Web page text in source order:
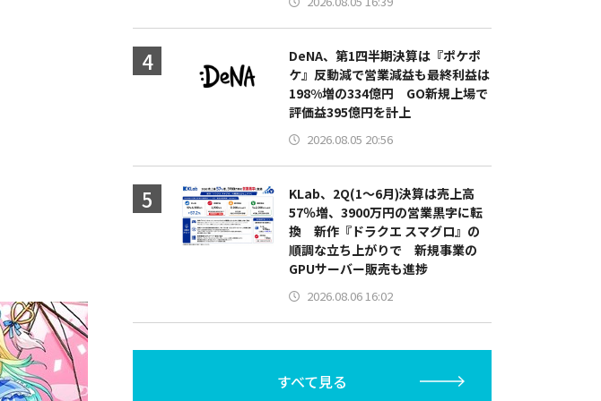
DeNA、第1四半期決算は『ポケポ
ケ』反動減で営業減益も最終利益は
198%増の334億円 GO新規上場で
評価益395億円を計上
2026.08.05 20:56
KLab、2Q(1～6月)決算は売上高
57％増、3900万円の営業黒字に転
換 新作『ドラクエ スマグロ』の
順調な立ち上がりで 新規事業の
GPUサーバー販売も進捗
2026.08.06 16:02
すべて見る